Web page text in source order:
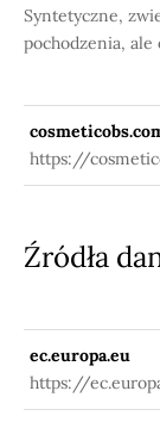
Syntetyczne,
pochodzenia, ale
https://
668
Źródła
ec.europa.eu
https://
databases/